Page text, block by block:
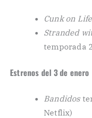
Cunk on Life
Stranded
temporada
Estrenos del 3 de enero
Bandidos
Netflix)